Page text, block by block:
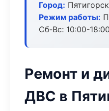
Город: Пятигорск
Режим работы:
Сб-Вс: 10:00-18:00
Ремонт и
ДВС в